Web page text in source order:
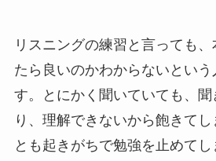
リスニングの練習と言っても
たら良いのかわからないという
す。とにかく聞いていても、聞
り、理解できないから飽きてし
とも起きがちで勉強を止めて